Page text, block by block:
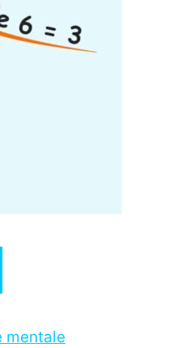
mentale